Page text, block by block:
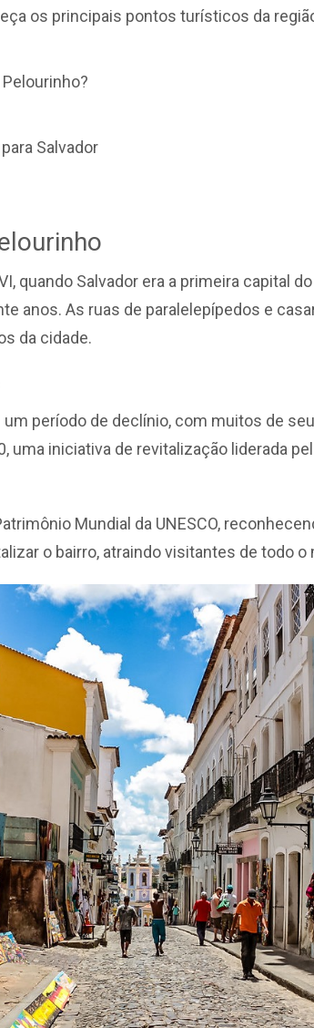
os principais pontos turísticos da
Salvador
quando Salvador era a primeira capital
anos. As ruas de paralelepípedos e
da cidade.
período de declínio, com muitos de
uma iniciativa de revitalização liderada
Mundial da UNESCO,
o bairro, atraindo visitantes de todo o